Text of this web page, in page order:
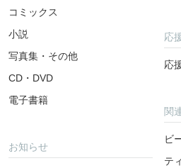
コミックス
小説
写真集・その他
CD・DVD
電子書籍
お知らせ
応
応
関
ビ
テ